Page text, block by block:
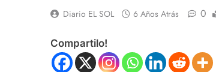
Diario EL SOL 6 Años Atrás 0
Compartilo!